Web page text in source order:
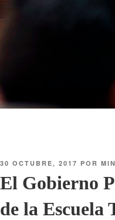
30 OCTUBRE, 2017 POR
El Gobierno
de la Escuela